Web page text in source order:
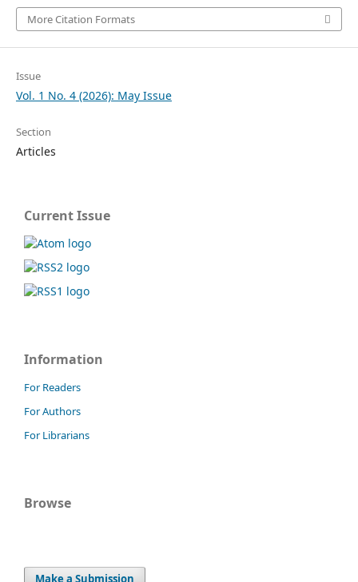
More Citation Formats
Issue
Vol. 1 No. 4 (2026): May Issue
Section
Articles
Current Issue
Information
For Readers
For Authors
For Librarians
Browse
Make a Submission